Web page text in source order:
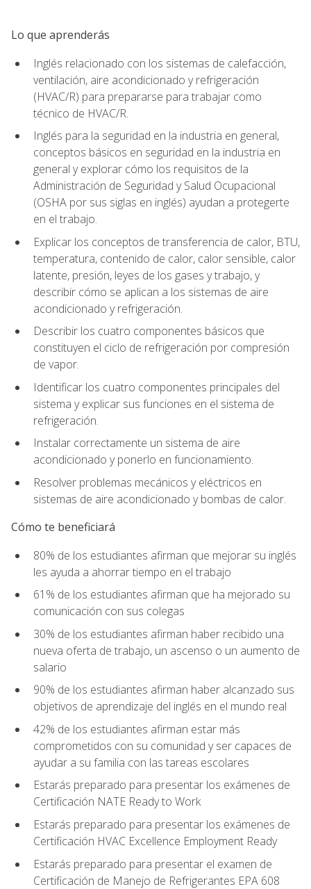
Lo que aprenderás
Inglés relacionado con los sistemas de calefacción,
ventilación, aire acondicionado y refrigeración
(HVAC/R) para prepararse para trabajar como
técnico de HVAC/R.
Inglés para la seguridad en la industria en general,
conceptos básicos en seguridad en la industria en
general y explorar cómo los requisitos de la
Administración de Seguridad y Salud Ocupacional
(OSHA por sus siglas en inglés) ayudan a protegerte
en el trabajo.
Explicar los conceptos de transferencia de calor, BTU,
temperatura, contenido de calor, calor sensible, calor
latente, presión, leyes de los gases y trabajo, y
describir cómo se aplican a los sistemas de aire
acondicionado y refrigeración.
Describir los cuatro componentes básicos que
constituyen el ciclo de refrigeración por compresión
de vapor.
Identificar los cuatro componentes principales del
sistema y explicar sus funciones en el sistema de
refrigeración.
Instalar correctamente un sistema de aire
acondicionado y ponerlo en funcionamiento.
Resolver problemas mecánicos y eléctricos en
sistemas de aire acondicionado y bombas de calor.
Cómo te beneficiará
80% de los estudiantes afirman que mejorar su inglés
les ayuda a ahorrar tiempo en el trabajo
61% de los estudiantes afirman que ha mejorado su
comunicación con sus colegas
30% de los estudiantes afirman haber recibido una
nueva oferta de trabajo, un ascenso o un aumento de
salario
90% de los estudiantes afirman haber alcanzado sus
objetivos de aprendizaje del inglés en el mundo real
42% de los estudiantes afirman estar más
comprometidos con su comunidad y ser capaces de
ayudar a su familia con las tareas escolares
Estarás preparado para presentar los exámenes de
Certificación NATE Ready to Work
Estarás preparado para presentar los exámenes de
Certificación HVAC Excellence Employment Ready
Estarás preparado para presentar el examen de
Certificación de Manejo de Refrigerantes EPA 608